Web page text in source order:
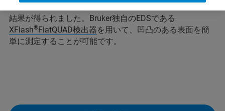
結果が得られました。Bruker独自のEDSである
XFlash®FlatQUAD検出器を用いて、凹凸のある表面を簡
単に測定することが可能です。